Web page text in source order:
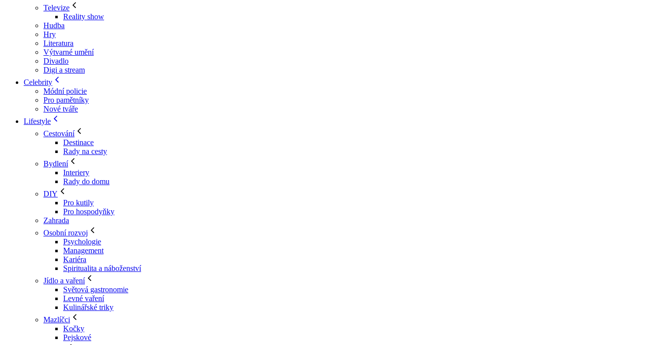
Televize
Reality show
Hudba
Hry
Literatura
Výtvarné umění
Divadlo
Digi a stream
Celebrity
Módní policie
Pro pamětníky
Nové tváře
Lifestyle
Cestování
Destinace
Rady na cesty
Bydlení
Interiery
Rady do domu
DIY
Pro kutily
Pro hospodyňky
Zahrada
Osobní rozvoj
Psychologie
Management
Kariéra
Spiritualita a náboženství
Jídlo a vaření
Světová gastronomie
Levné vaření
Kulinářské triky
Mazlíčci
Kočky
Pejskové